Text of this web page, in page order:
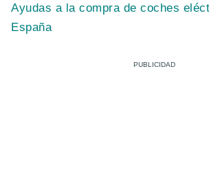
Ayudas a la compra de coches
España